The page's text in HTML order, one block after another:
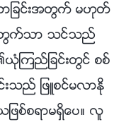
ျခင္းအတြက္ မဟုတ္
တြက္သာ သင္သည္
ကည္ျခင္းတြင္ စစ္
သည္ ျဖဴစင္မလာႏို
စ္စရာမရွိေပ။ လူ